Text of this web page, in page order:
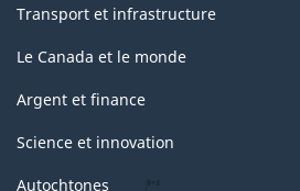
Transport et infrastructure
Le Canada et le monde
Argent et finance
Science et innovation
Autochtones